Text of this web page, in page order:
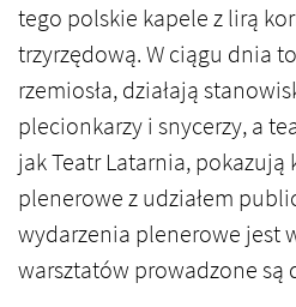
tego polskie kapele z lirą
trzyrzędową. W ciągu dnia
rzemiosła, działają
plecionkarzy i snycerzy, a
jak Teatr Latarnia,
plenerowe z udziałem
wydarzenia plenerowe jest
warsztatów prowadzone są